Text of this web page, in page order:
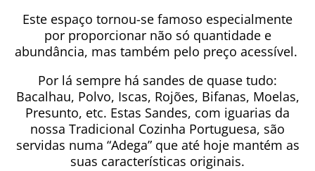
Este espaço tornou-se famoso especialmente
por proporcionar não só quantidade e
abundância, mas também pelo preço acessível.
Por lá sempre há sandes de quase tudo:
Bacalhau, Polvo, Iscas, Rojões, Bifanas, Moelas,
Presunto, etc. Estas Sandes, com iguarias da
nossa Tradicional Cozinha Portuguesa, são
servidas numa “Adega” que até hoje mantém as
suas características originais.